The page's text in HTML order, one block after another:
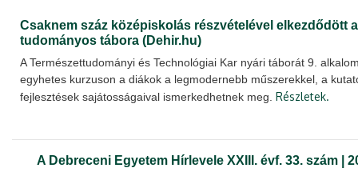
Csaknem száz középiskolás részvételével elkezdődött
tudományos tábora (Dehir.hu)
A Természettudományi és Technológiai Kar nyári táborát 9.
egyhetes kurzuson a diákok a legmodernebb műszerekkel, a
fejlesztések sajátosságaival ismerkedhetnek meg. Részletek.
A Debreceni Egyetem Hírlevele XXIII. évf. 33. szám |